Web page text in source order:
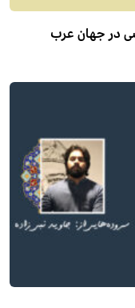
در جهان عرب